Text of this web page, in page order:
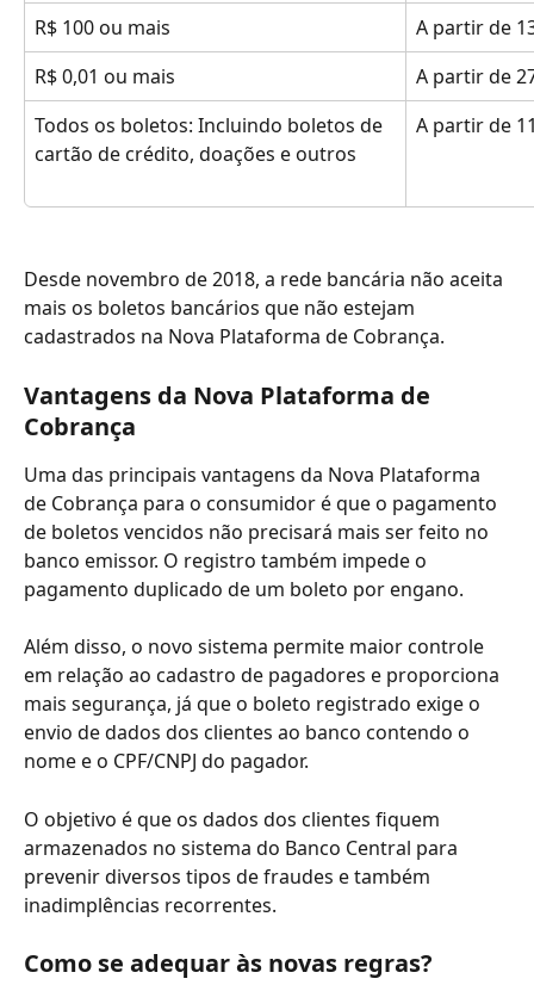
R$ 100 ou mais
A partir de
R$ 0,01 ou mais
A partir de
Todos os boletos: Incluindo boletos de
cartão de crédito, doações e outros
A partir de
Desde novembro de 2018, a rede bancária não aceita
mais os boletos bancários que não estejam
cadastrados na Nova Plataforma de Cobrança.
Vantagens da Nova Plataforma de
Cobrança
Uma das principais vantagens da Nova Plataforma
de Cobrança para o consumidor é que o pagamento
de boletos vencidos não precisará mais ser feito no
banco emissor. O registro também impede o
pagamento duplicado de um boleto por engano.
Além disso, o novo sistema permite maior controle
em relação ao cadastro de pagadores e proporciona
mais segurança, já que o boleto registrado exige o
envio de dados dos clientes ao banco contendo o
nome e o CPF/CNPJ do pagador.
O objetivo é que os dados dos clientes fiquem
armazenados no sistema do Banco Central para
prevenir diversos tipos de fraudes e também
inadimplências recorrentes.
Como se adequar às novas regras?